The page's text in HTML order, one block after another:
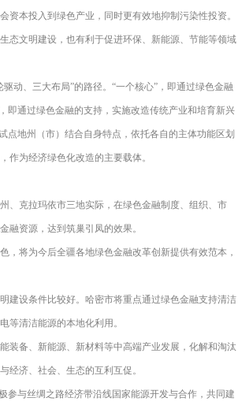
本投入到绿色产业，同时更有效地抑制污染性投资。
态文明建设，也有利于促进环保、新能源、节能等领域
动、三大布局”的路径。“一个核心”，即通过绿色金融
即通过绿色金融的支持，实施改造传统产业和培育新兴
点地州（市）结合自身特点，依托各自的主体功能区划
作为经济绿色化改造的主要载体。
、克拉玛依市三地实际，在绿色金融制度、组织、市
融资源，达到筑巢引凤的效果。
，将为今后全疆各地绿色金融改革创新提供有效范本，
建设条件比较好。哈密市将重点通过绿色金融支持清洁
等清洁能源的本地化利用。
装备、新能源、新材料等中高端产业发展，化解和淘汰
经济、社会、生态的互利互促。
参与丝绸之路经济带沿线国家能源开发与合作，共同建